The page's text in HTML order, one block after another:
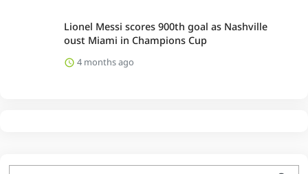
Lionel Messi scores 900th goal as Nashville
oust Miami in Champions Cup
4 months ago